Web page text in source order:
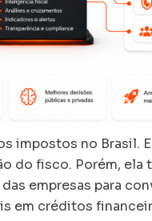
impostos no Brasil.
do fisco. Porém, ela
empresas para
em créditos